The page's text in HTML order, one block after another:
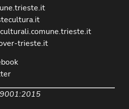
trieste.it